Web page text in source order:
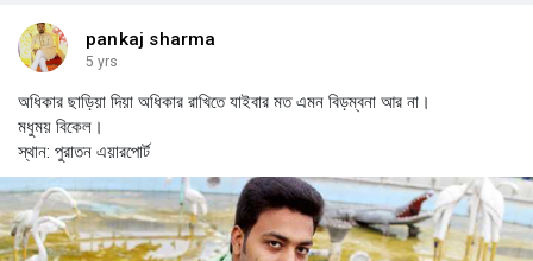
pankaj sharma
5 yrs
অধিকার ছাড়িয়া দিয়া অধিকার রাখিতে যাইবার মত এমন বিড়ম্বনা আর না।
মধুময় বিকেল।
স্থান: পুরাতন এয়ারপোর্ট